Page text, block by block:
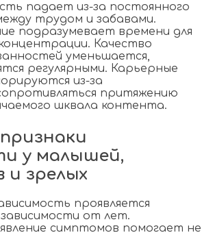
падает из-за постоянного
трудом и забавами.
подразумевает времени для
Качество
уменьшается,
регулярными. Карьерные
из-за
притяжению
шквала контента.
у малышей,
и зрелых
проявляется
от лет.
симптомов помогает не